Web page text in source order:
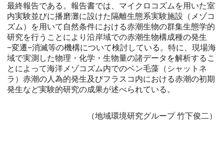
最終報告である。報告書では、マイクロコズムを用いた室
内実験並びに播磨灘に設けた隔離生態系実験施設（メゾコ
ズム）を用いて自然条件における赤潮生物の群集生態学的
研究を行うことにより沿岸域での赤潮生物構成種の発生
−変遷−消滅等の機構について検討している。特に、現場海
域で実測した物理・化学・生物量の諸データを解析するこ
とによって海洋メゾコズム内でのベン毛藻（シャットネ
ラ）赤潮の人為的発生及びフラスコ内における赤潮の初期
発生など実験的研究の成果が述べられている。
（地域環境研究グループ 竹下俊二）